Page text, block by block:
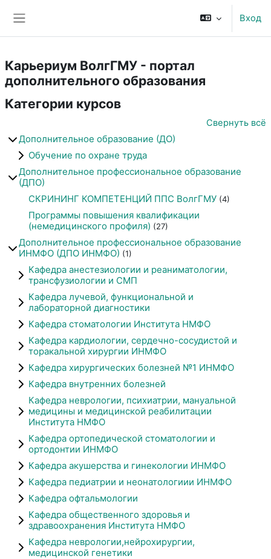
Вход
Карьериум ВолгГМУ - портал
дополнительного образования
Категории курсов
Свернуть всё
Дополнительное образование (ДО)
Обучение по охране труда
Дополнительное профессиональное образование
(ДПО)
СКРИНИНГ КОМПЕТЕНЦИЙ ППС ВолгГМУ (4)
Программы повышения квалификации
(немедицинского профиля) (27)
Дополнительное профессиональное образование
ИНМФО (ДПО ИНМФО) (1)
Кафедра анестезиологии и реаниматологии,
трансфузиологии и СМП
Кафедра лучевой, функциональной и
лабораторной диагностики
Кафедра стоматологии Института НМФО
Кафедра кардиологии, сердечно-сосудистой и
торакальной хирургии ИНМФО
Кафедра хирургических болезней №1 ИНМФО
Кафедра внутренних болезней
Кафедра неврологии, психиатрии, мануальной
медицины и медицинской реабилитации
Института НМФО
Кафедра ортопедической стоматологии и
ортодонтии ИНМФО
Кафедра акушерства и гинекологии ИНМФО
Кафедра педиатрии и неонатологиии ИНМФО
Кафедра офтальмологии
Кафедра общественного здоровья и
здравоохранения Института НМФО
Кафедра неврологии,нейрохирургии,
медицинской генетики